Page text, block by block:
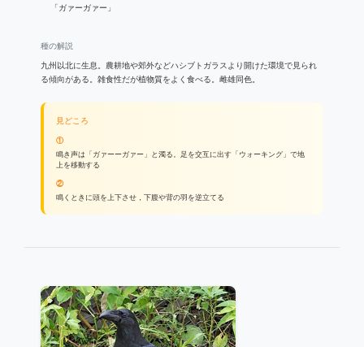
「ガァーガァー」
種の解説
九州以北に生息。農耕地や郊外などハシブトガラスより開けた環境で見られ
る傾向がある。雑食性だが植物質をよく食べる。雌雄同色。
見どころ
①
鳴き声は「ガァーーガァー」と濁る。足を交互に出す「ウォーキング」で地
上を移動する
②
鳴くときに頭を上下させ，下腹や背の羽を逆立てる